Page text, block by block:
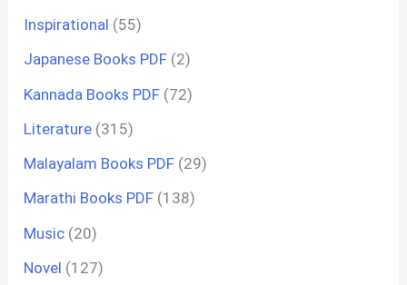
Inspirational (55)
Japanese Books PDF (2)
Kannada Books PDF (72)
Literature (315)
Malayalam Books PDF (29)
Marathi Books PDF (138)
Music (20)
Novel (127)